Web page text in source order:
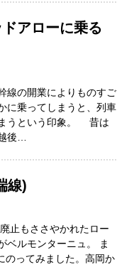
アローに乗る
線の開業によりものすご
に乗ってしまうと、列車
うという印象。 昔は
後…
線)
止もささやかれたロー
ベルモンターニュ。 ま
のってみました。高岡か